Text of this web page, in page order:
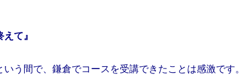
て』
いう間で、鎌倉でコースを受講できたことは感激です。